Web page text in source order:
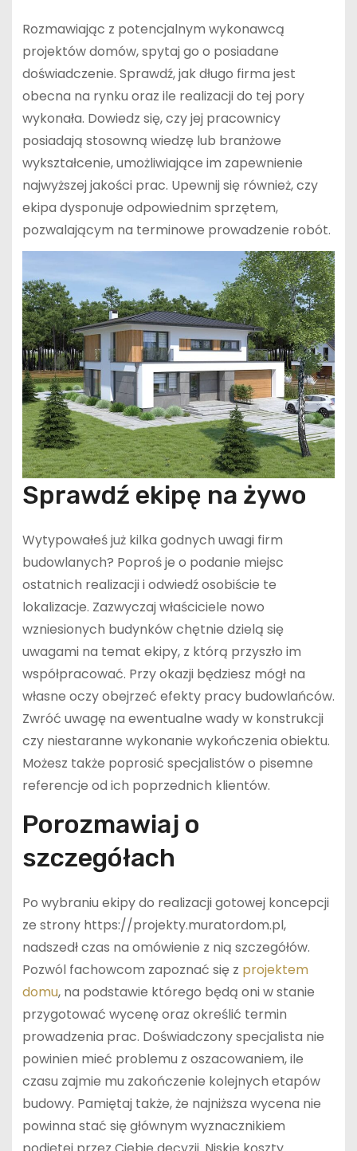
Rozmawiając z potencjalnym wykonawcą
projektów domów, spytaj go o posiadane
doświadczenie. Sprawdź, jak długo firma jest
obecna na rynku oraz ile realizacji do tej pory
wykonała. Dowiedz się, czy jej pracownicy
posiadają stosowną wiedzę lub branżowe
wykształcenie, umożliwiające im zapewnienie
najwyższej jakości prac. Upewnij się również, czy
ekipa dysponuje odpowiednim sprzętem,
pozwalającym na terminowe prowadzenie robót.
Sprawdź ekipę na żywo
Wytypowałeś już kilka godnych uwagi firm
budowlanych? Poproś je o podanie miejsc
ostatnich realizacji i odwiedź osobiście te
lokalizacje. Zazwyczaj właściciele nowo
wzniesionych budynków chętnie dzielą się
uwagami na temat ekipy, z którą przyszło im
współpracować. Przy okazji będziesz mógł na
własne oczy obejrzeć efekty pracy budowlańców.
Zwróć uwagę na ewentualne wady w konstrukcji
czy niestaranne wykonanie wykończenia obiektu.
Możesz także poprosić specjalistów o pisemne
referencje od ich poprzednich klientów.
Porozmawiaj o
szczegółach
Po wybraniu ekipy do realizacji gotowej koncepcji
ze strony https://projekty.muratordom.pl,
nadszedł czas na omówienie z nią szczegółów.
Pozwól fachowcom zapoznać się z projektem
domu, na podstawie którego będą oni w stanie
przygotować wycenę oraz określić termin
prowadzenia prac. Doświadczony specjalista nie
powinien mieć problemu z oszacowaniem, ile
czasu zajmie mu zakończenie kolejnych etapów
budowy. Pamiętaj także, że najniższa wycena nie
powinna stać się głównym wyznacznikiem